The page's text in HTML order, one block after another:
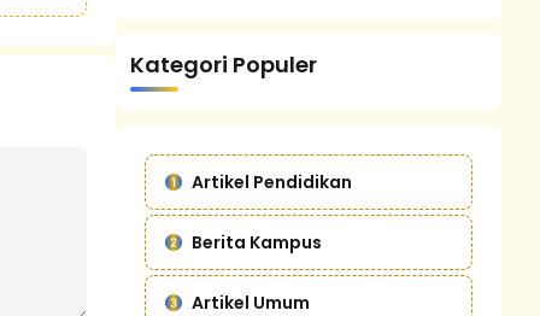
Kategori Populer
Artikel Pendidikan
Berita Kampus
Artikel Umum